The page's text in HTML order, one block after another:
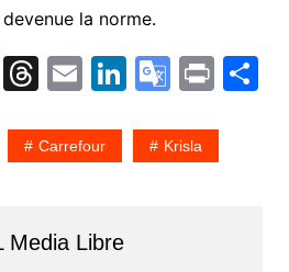
la norme.
T
e
s
E
ai
Li
k
G
o
Pr
t
P
Carrefour Krisla
Media Libre